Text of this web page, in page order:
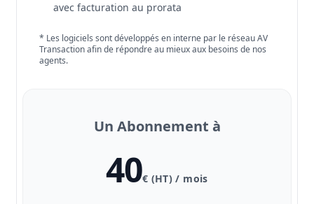
avec facturation au prorata
* Les logiciels sont développés en interne par le réseau AV
Transaction afin de répondre au mieux aux besoins de nos
agents.
Un Abonnement à
40€ (HT) / mois